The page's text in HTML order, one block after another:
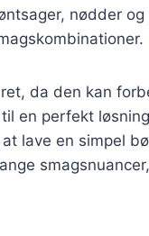
nødder
da den kan
en perfekt
lave en simpel